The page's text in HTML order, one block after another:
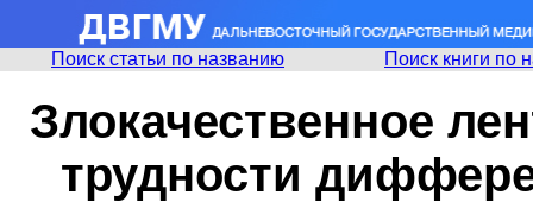
Поиск статьи по названию Поиск книги по
Злокачественное
трудности